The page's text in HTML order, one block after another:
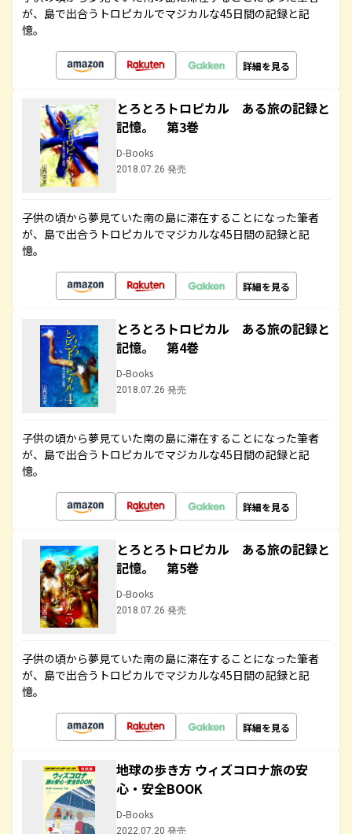
が、島で出合うトロピカルでマジカルな45日間の記録と記
憶。
詳細を見る
とろとろトロピカル ある旅の記録と
記憶。 第3巻
D-Books
2018.07.26 発売
子供の頃から夢見ていた南の島に滞在することになった筆者
が、島で出合うトロピカルでマジカルな45日間の記録と記
憶。
詳細を見る
とろとろトロピカル ある旅の記録と
記憶。 第4巻
D-Books
2018.07.26 発売
子供の頃から夢見ていた南の島に滞在することになった筆者
が、島で出合うトロピカルでマジカルな45日間の記録と記
憶。
詳細を見る
とろとろトロピカル ある旅の記録と
記憶。 第5巻
D-Books
2018.07.26 発売
子供の頃から夢見ていた南の島に滞在することになった筆者
が、島で出合うトロピカルでマジカルな45日間の記録と記
憶。
詳細を見る
地球の歩き方 ウィズコロナ旅の安
心・安全BOOK
D-Books
2022.07.20 発売